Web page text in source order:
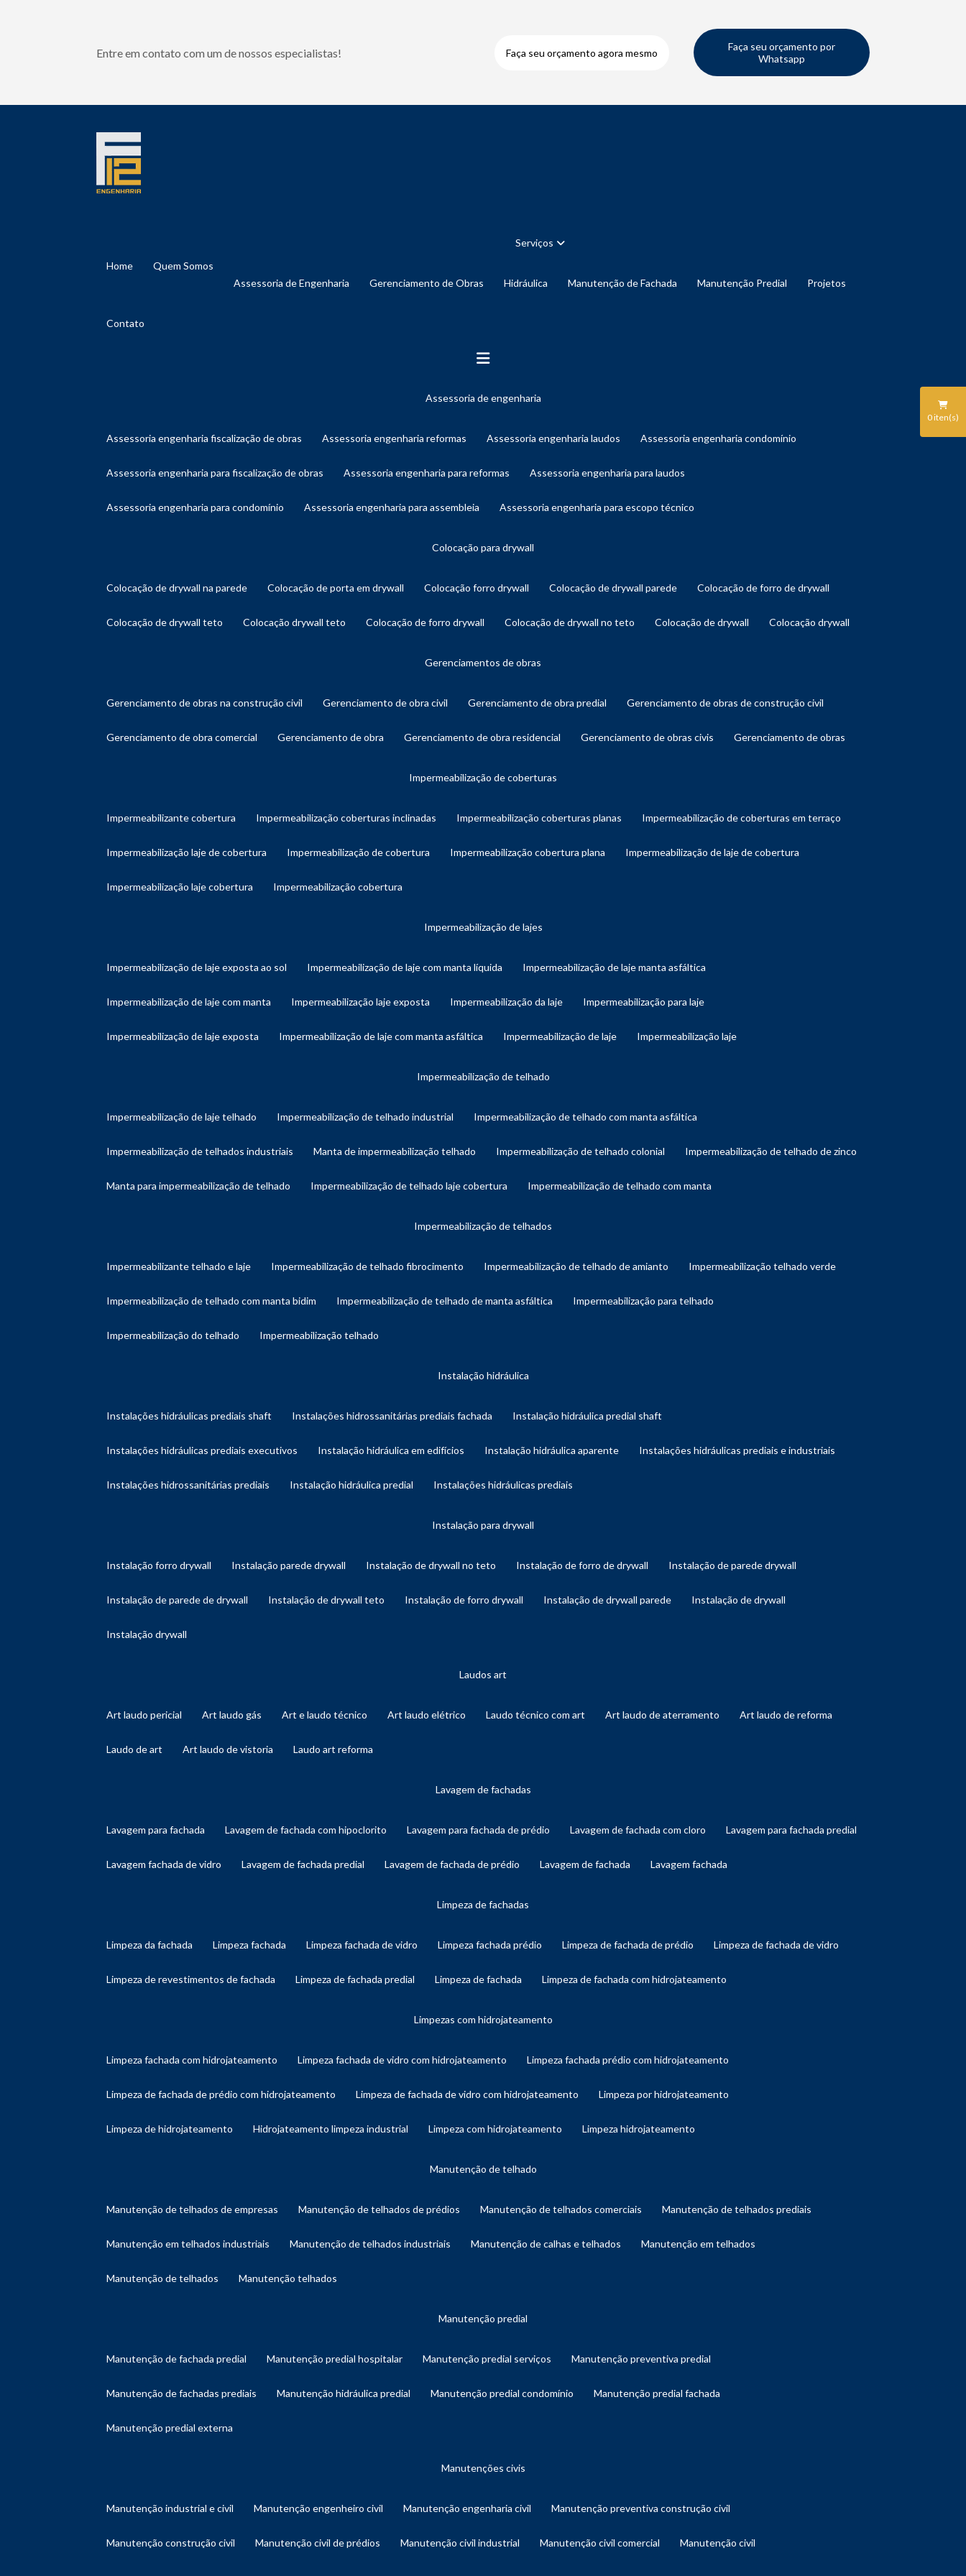
Entre em contato com um de nossos especialistas! Faça seu orçamento agora mesmo
Faça seu orçamento por
Whatsapp
Home Quem Somos
Serviços
Assessoria de Engenharia Gerenciamento de Obras Hidráulica Manutenção de Fachada Manutenção Predial Projetos
Contato
assessoria de engenharia
assessoria engenharia fiscalização de obras assessoria engenharia reformas assessoria engenharia laudos assessoria engenharia condomínio
assessoria engenharia para fiscalização de obras assessoria engenharia para reformas assessoria engenharia para laudos
assessoria engenharia para condomínio assessoria engenharia para assembleia assessoria engenharia para escopo técnico
colocação para drywall
colocação de drywall na parede colocação de porta em drywall colocação forro drywall colocação de drywall parede colocação de forro de drywall
colocação de drywall teto colocação drywall teto colocação de forro drywall colocação de drywall no teto colocação de drywall colocação drywall
gerenciamentos de obras
gerenciamento de obras na construção civil gerenciamento de obra civil gerenciamento de obra predial gerenciamento de obras de construção civil
gerenciamento de obra comercial gerenciamento de obra gerenciamento de obra residencial gerenciamento de obras civis gerenciamento de obras
impermeabilização de coberturas
impermeabilizante cobertura impermeabilização coberturas inclinadas impermeabilização coberturas planas impermeabilização de coberturas em terraço
impermeabilização laje de cobertura impermeabilização de cobertura impermeabilização cobertura plana impermeabilização de laje de cobertura
impermeabilização laje cobertura impermeabilização cobertura
impermeabilização de lajes
impermeabilização de laje exposta ao sol impermeabilização de laje com manta líquida impermeabilização de laje manta asfáltica
impermeabilização de laje com manta impermeabilização laje exposta impermeabilização da laje impermeabilização para laje
impermeabilização de laje exposta impermeabilização de laje com manta asfáltica impermeabilização de laje impermeabilização laje
impermeabilização de telhado
impermeabilização de laje telhado impermeabilização de telhado industrial impermeabilização de telhado com manta asfáltica
impermeabilização de telhados industriais manta de impermeabilização telhado impermeabilização de telhado colonial impermeabilização de telhado de zinco
manta para impermeabilização de telhado impermeabilização de telhado laje cobertura impermeabilização de telhado com manta
impermeabilização de telhados
impermeabilizante telhado e laje impermeabilização de telhado fibrocimento impermeabilização de telhado de amianto impermeabilização telhado verde
impermeabilização de telhado com manta bidim impermeabilização de telhado de manta asfáltica impermeabilização para telhado
impermeabilização do telhado impermeabilização telhado
instalação hidráulica
instalações hidráulicas prediais shaft instalações hidrossanitárias prediais fachada instalação hidráulica predial shaft
instalações hidráulicas prediais executivos instalação hidráulica em edifícios instalação hidráulica aparente instalações hidráulicas prediais e industriais
instalações hidrossanitárias prediais instalação hidráulica predial instalações hidráulicas prediais
instalação para drywall
instalação forro drywall instalação parede drywall instalação de drywall no teto instalação de forro de drywall instalação de parede drywall
instalação de parede de drywall instalação de drywall teto instalação de forro drywall instalação de drywall parede instalação de drywall
instalação drywall
laudos art
art laudo pericial art laudo gás art e laudo técnico art laudo elétrico laudo técnico com art art laudo de aterramento art laudo de reforma
laudo de art art laudo de vistoria laudo art reforma
lavagem de fachadas
lavagem para fachada lavagem de fachada com hipoclorito lavagem para fachada de prédio lavagem de fachada com cloro lavagem para fachada predial
lavagem fachada de vidro lavagem de fachada predial lavagem de fachada de prédio lavagem de fachada lavagem fachada
limpeza de fachadas
limpeza da fachada limpeza fachada limpeza fachada de vidro limpeza fachada prédio limpeza de fachada de prédio limpeza de fachada de vidro
limpeza de revestimentos de fachada limpeza de fachada predial limpeza de fachada limpeza de fachada com hidrojateamento
limpezas com hidrojateamento
limpeza fachada com hidrojateamento limpeza fachada de vidro com hidrojateamento limpeza fachada prédio com hidrojateamento
limpeza de fachada de prédio com hidrojateamento limpeza de fachada de vidro com hidrojateamento limpeza por hidrojateamento
limpeza de hidrojateamento hidrojateamento limpeza industrial limpeza com hidrojateamento limpeza hidrojateamento
manutenção de telhado
manutenção de telhados de empresas manutenção de telhados de prédios manutenção de telhados comerciais manutenção de telhados prediais
manutenção em telhados industriais manutenção de telhados industriais manutenção de calhas e telhados manutenção em telhados
manutenção de telhados manutenção telhados
manutenção predial
manutenção de fachada predial manutenção predial hospitalar manutenção predial serviços manutenção preventiva predial
manutenção de fachadas prediais manutenção hidráulica predial manutenção predial condomínio manutenção predial fachada
manutenção predial externa
manutenções civis
manutenção industrial e civil manutenção engenheiro civil manutenção engenharia civil manutenção preventiva construção civil
manutenção construção civil manutenção civil de prédios manutenção civil industrial manutenção civil comercial manutenção civil
0iten(s)